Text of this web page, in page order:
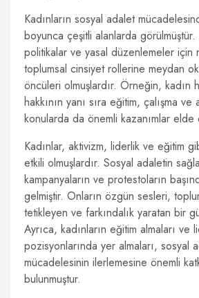
Kadınların sosyal adalet
boyunca çeşitli alanlarda görülmüştür.
politikalar ve yasal düzenlemeler için
toplumsal cinsiyet rollerine meydan
öncüleri olmuşlardır. Örneğin, kadın
hakkının yanı sıra eğitim, çalışma
konularda da önemli kazanımlar elde
Kadınlar, aktivizm, liderlik ve eğitim
etkili olmuşlardır. Sosyal adaletin
kampanyaların ve protestoların
gelmiştir. Onların özgün sesleri,
tetikleyen ve farkındalık yaratan bir
Ayrıca, kadınların eğitim almaları ve
pozisyonlarında yer almaları, sosyal
mücadelesinin ilerlemesine önemli
bulunmuştur.